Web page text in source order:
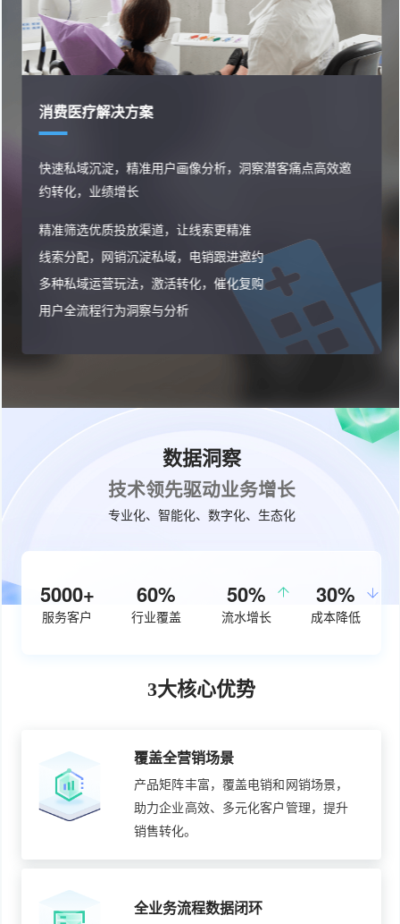
消费医疗解决方案
快速私域沉淀，精准用户画像分析，洞察潜客痛点高效邀
约转化，业绩增长
精准筛选优质投放渠道，让线索更精准
线索分配，网销沉淀私域，电销跟进邀约
多种私域运营玩法，激活转化，催化复购
用户全流程行为洞察与分析
数据洞察
技术领先驱动业务增长
专业化、智能化、数字化、生态化
5000+
服务客户
60%
行业覆盖
50%
流水增长
30%
成本降低
3大核心优势
覆盖全营销场景
产品矩阵丰富，覆盖电销和网销场景，
助力企业高效、多元化客户管理，提升
销售转化。
全业务流程数据闭环